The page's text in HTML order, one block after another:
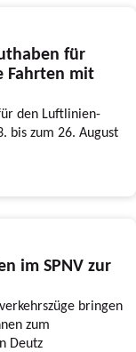
für
Fahrten mit
den Luftlinien-
bis zum 26. August
im SPNV zur
bringen
zum
Deutz